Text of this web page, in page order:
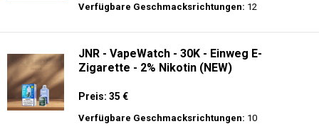
Verfügbare Geschmacksrichtungen: 12
JNR - VapeWatch - 30K - Einweg E-
Zigarette - 2% Nikotin (NEW)
Preis: 35 €
Verfügbare Geschmacksrichtungen: 10